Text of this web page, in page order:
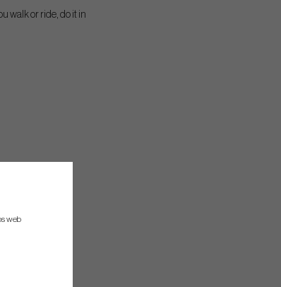
walk or ride, do it in
web